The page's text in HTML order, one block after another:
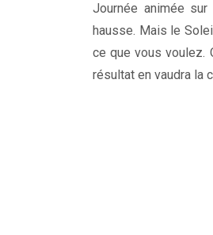
Journée animée
hausse. Mais le
ce que vous voulez.
résultat en vaudra la